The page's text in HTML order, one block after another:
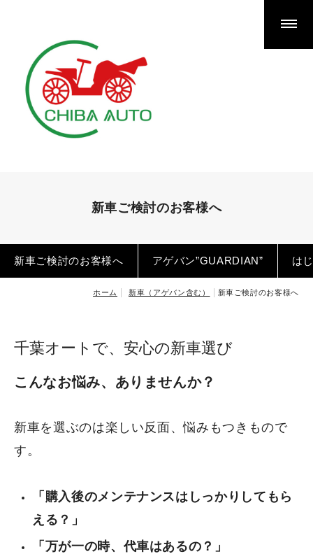
新車ご検討のお客様へ
新車ご検討のお客様へ アゲバン”GUARDIAN” は
ホーム 新車（アゲバン含む） 新車ご検討のお客様へ
新車（アゲバン含む）
新車ご検討のお客様へ
アゲバン”GUARDIAN”
買取
鈑金塗装
電動モビリティ
電動モビリティ（シニア向け）
電動モビリティ（一般向け）
シニアカー（免許必要なし）
千葉オートで、安心の新車選び
こんなお悩み、ありませんか？
新車を選ぶのは楽しい反面、悩みもつきもので
す。
「購入後のメンテナンスはしっかりしてもら
える？」
「万が一の時、代車はあるの？」